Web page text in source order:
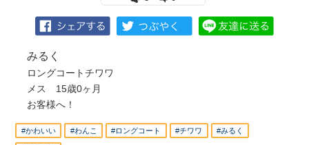
みるく
ロングコートチワワ
メス 15歳0ヶ月
お客様へ！
#かわいい #わんこ #ロングコート #チワワ #みるく